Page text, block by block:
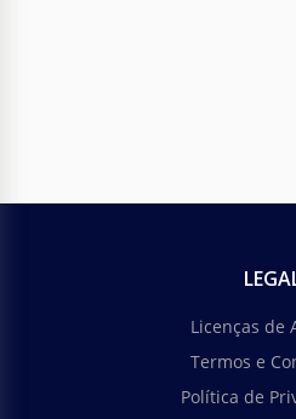
Licenças de
Termos e
Política de